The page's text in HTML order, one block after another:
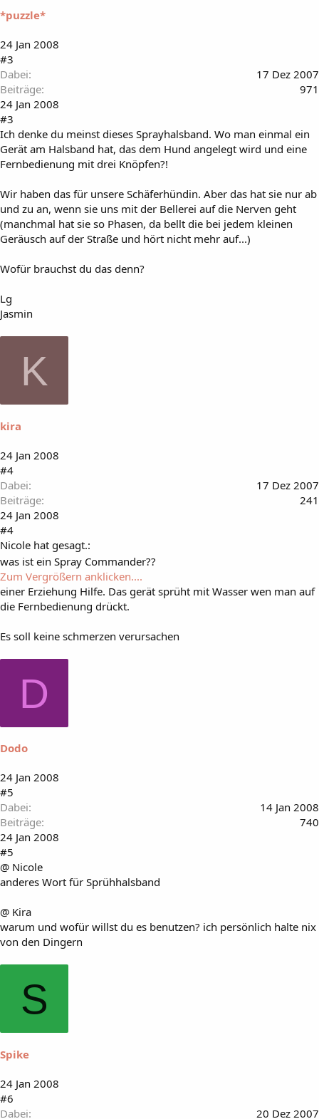
*puzzle*
24 Jan 2008
#3
Dabei
17 Dez 2007
Beiträge
971
24 Jan 2008
#3
Ich denke du meinst dieses Sprayhalsband. Wo man einmal ein
Gerät am Halsband hat, das dem Hund angelegt wird und eine
Fernbedienung mit drei Knöpfen?!
Wir haben das für unsere Schäferhündin. Aber das hat sie nur ab
und zu an, wenn sie uns mit der Bellerei auf die Nerven geht
(manchmal hat sie so Phasen, da bellt die bei jedem kleinen
Geräusch auf der Straße und hört nicht mehr auf...)
Wofür brauchst du das denn?
Lg
Jasmin
K
kira
24 Jan 2008
#4
Dabei
17 Dez 2007
Beiträge
241
24 Jan 2008
#4
Nicole hat gesagt.:
was ist ein Spray Commander??
Zum Vergrößern anklicken....
einer Erziehung Hilfe. Das gerät sprüht mit Wasser wen man auf
die Fernbedienung drückt.
Es soll keine schmerzen verursachen
D
Dodo
24 Jan 2008
#5
Dabei
14 Jan 2008
Beiträge
740
24 Jan 2008
#5
@ Nicole
anderes Wort für Sprühhalsband
@ Kira
warum und wofür willst du es benutzen? ich persönlich halte nix
von den Dingern
S
Spike
24 Jan 2008
#6
Dabei
20 Dez 2007